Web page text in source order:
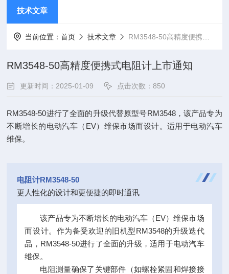
技术文章
当前位置：首页 技术文章 RM3548-50高精度便携式电阻计上市通知
RM3548-50高精度便携式电阻计上市通知
更新时间：2025-01-09 点击次数：850
RM3548-50进行了全面的升级代替原型号RM3548，该产品专为
不断增长的电动汽车（ EV）维保市场而设计。适用于电动汽车
维保。
电阻计RM3548-50
更人性化的设计和更便捷的即时通讯
该产品专为不断增长的电动汽车（EV）维保市场
而设计。作为备受欢迎的旧机型RM3548的升级迭代
品，RM3548-50进行了全面的升级，适用于电动汽车
维保。
电阻测量确保了关键部件（如螺栓紧固和焊接接